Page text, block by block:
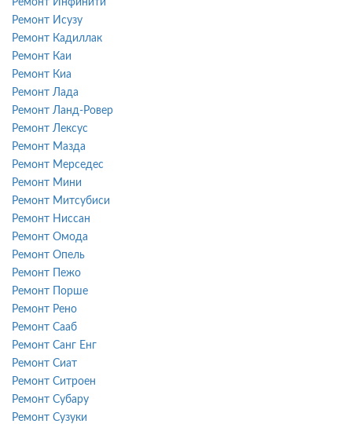
Ремонт Исузу
Ремонт Кадиллак
Ремонт Каи
Ремонт Киа
Ремонт Лада
Ремонт Ланд-Ровер
Ремонт Лексус
Ремонт Мазда
Ремонт Мерседес
Ремонт Мини
Ремонт Митсубиси
Ремонт Ниссан
Ремонт Омода
Ремонт Опель
Ремонт Пежо
Ремонт Порше
Ремонт Рено
Ремонт Сааб
Ремонт Санг Енг
Ремонт Сиат
Ремонт Ситроен
Ремонт Субару
Ремонт Сузуки